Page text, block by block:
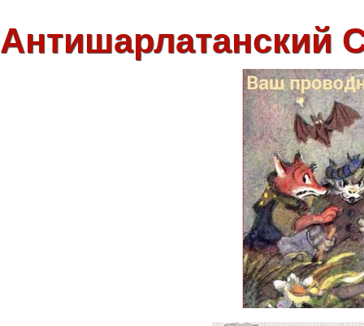
Антишарлатанский